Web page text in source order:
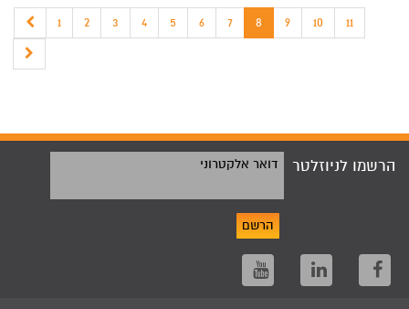
1 2 3 4 5 6 7 8 9 10 11
הרשמו לניוזלטר דואר אלקטרוני
הרשם